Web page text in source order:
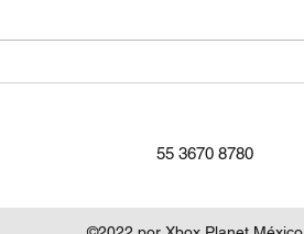
55 3670 8780